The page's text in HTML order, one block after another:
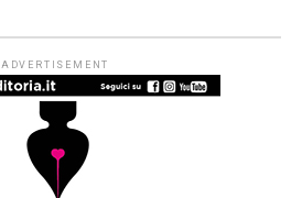
ADVERTISEMENT